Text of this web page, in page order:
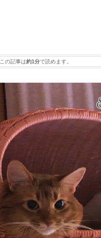
この記事は約1分で読めます。